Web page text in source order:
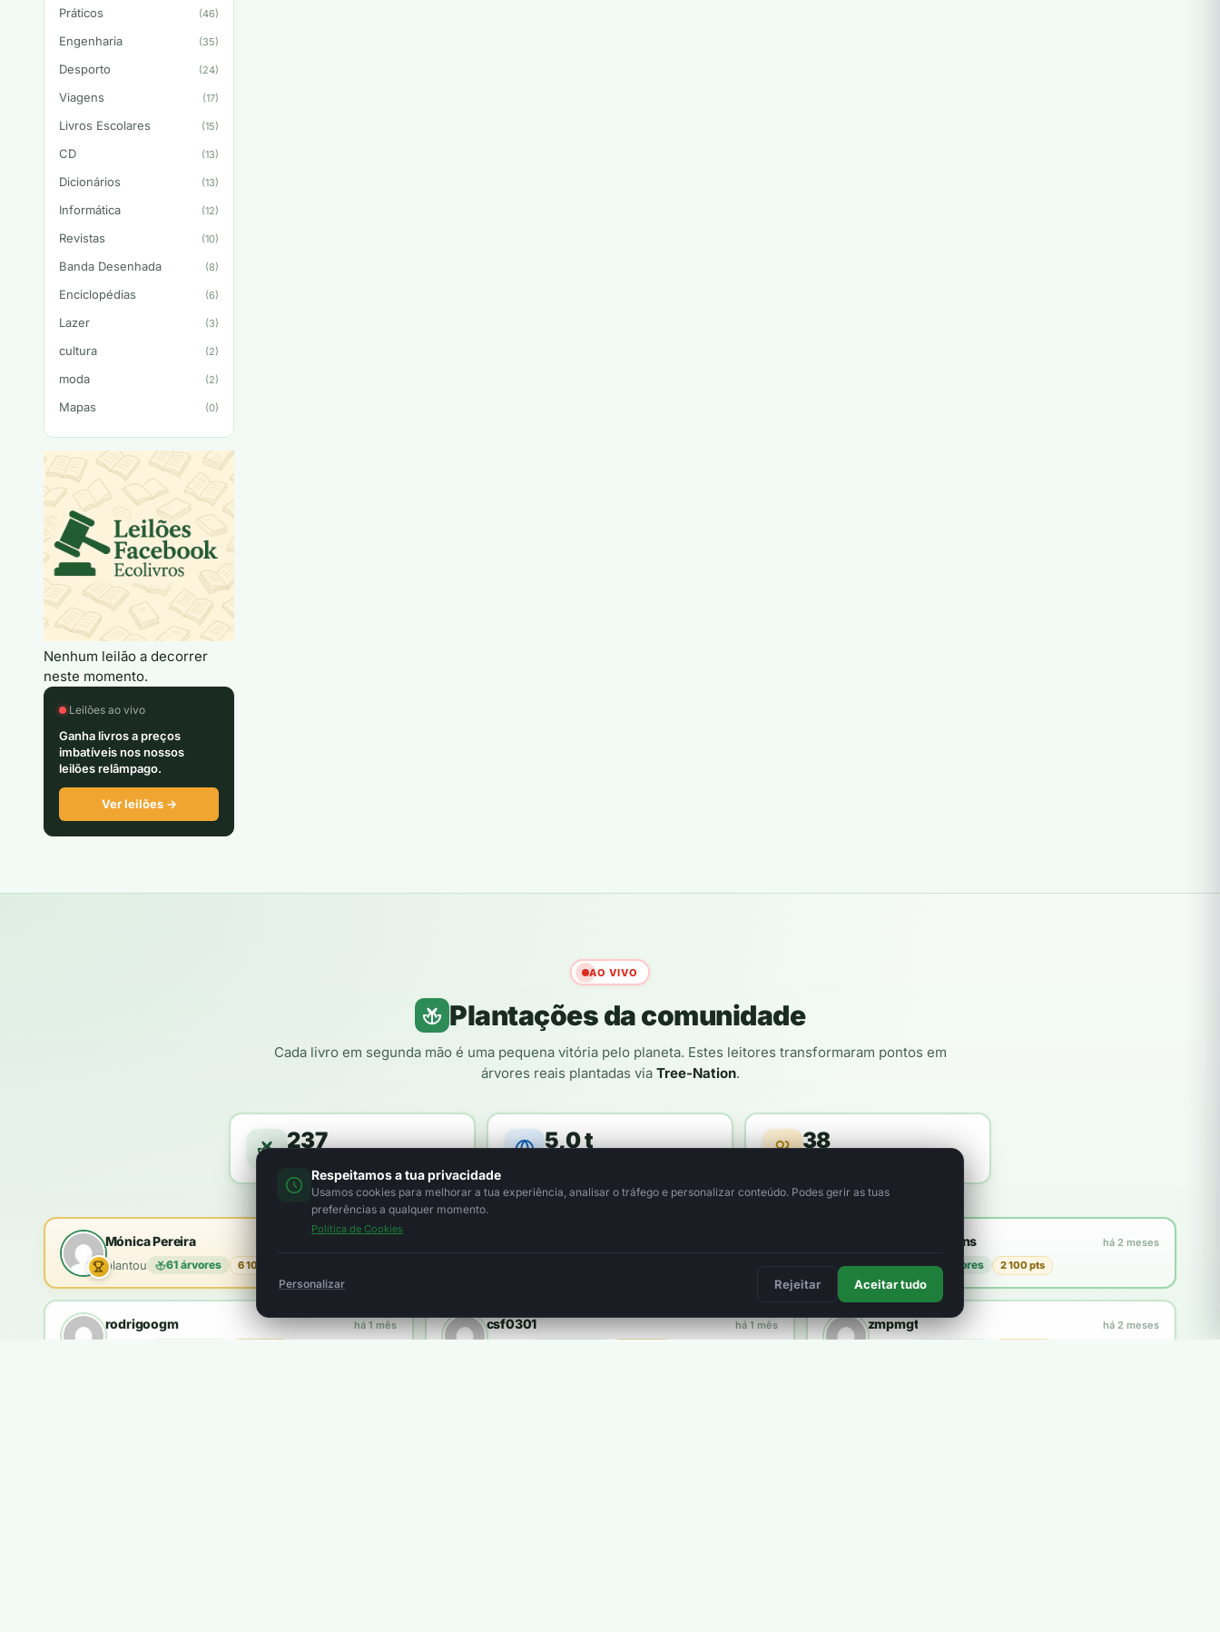
Práticos (46)
Engenharia (35)
Desporto (24)
Viagens (17)
Livros Escolares (15)
CD (13)
Dicionários (13)
Informática (12)
Revistas (10)
Banda Desenhada (8)
Enciclopédias (6)
Lazer (3)
cultura (2)
moda (2)
Mapas (0)
Nenhum leilão a decorrer
neste momento.
Leilões ao vivo
Ganha livros a preços
imbatíveis nos nossos
leilões relâmpago.
Ver leilões →
AO VIVO
Plantações da comunidade
Cada livro em segunda mão é uma pequena vitória pelo planeta. Estes leitores transformaram pontos em
árvores reais plantadas via Tree-Nation.
237 5,0 t 38
Mónica Pereira
plantou 61 árvores 6 100 pts 3
Francisco Martins há 2 meses
plantou 21 árvores 2 100 pts
rodrigoogm há 1 mês csf0301 há 1 mês zmpmgt há 2 meses
Respeitamos a tua privacidade
Usamos cookies para melhorar a tua experiência, analisar o tráfego e personalizar conteúdo. Podes gerir as tuas
preferências a qualquer momento.
Política de Cookies
Personalizar Rejeitar Aceitar tudo